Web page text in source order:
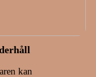
kan